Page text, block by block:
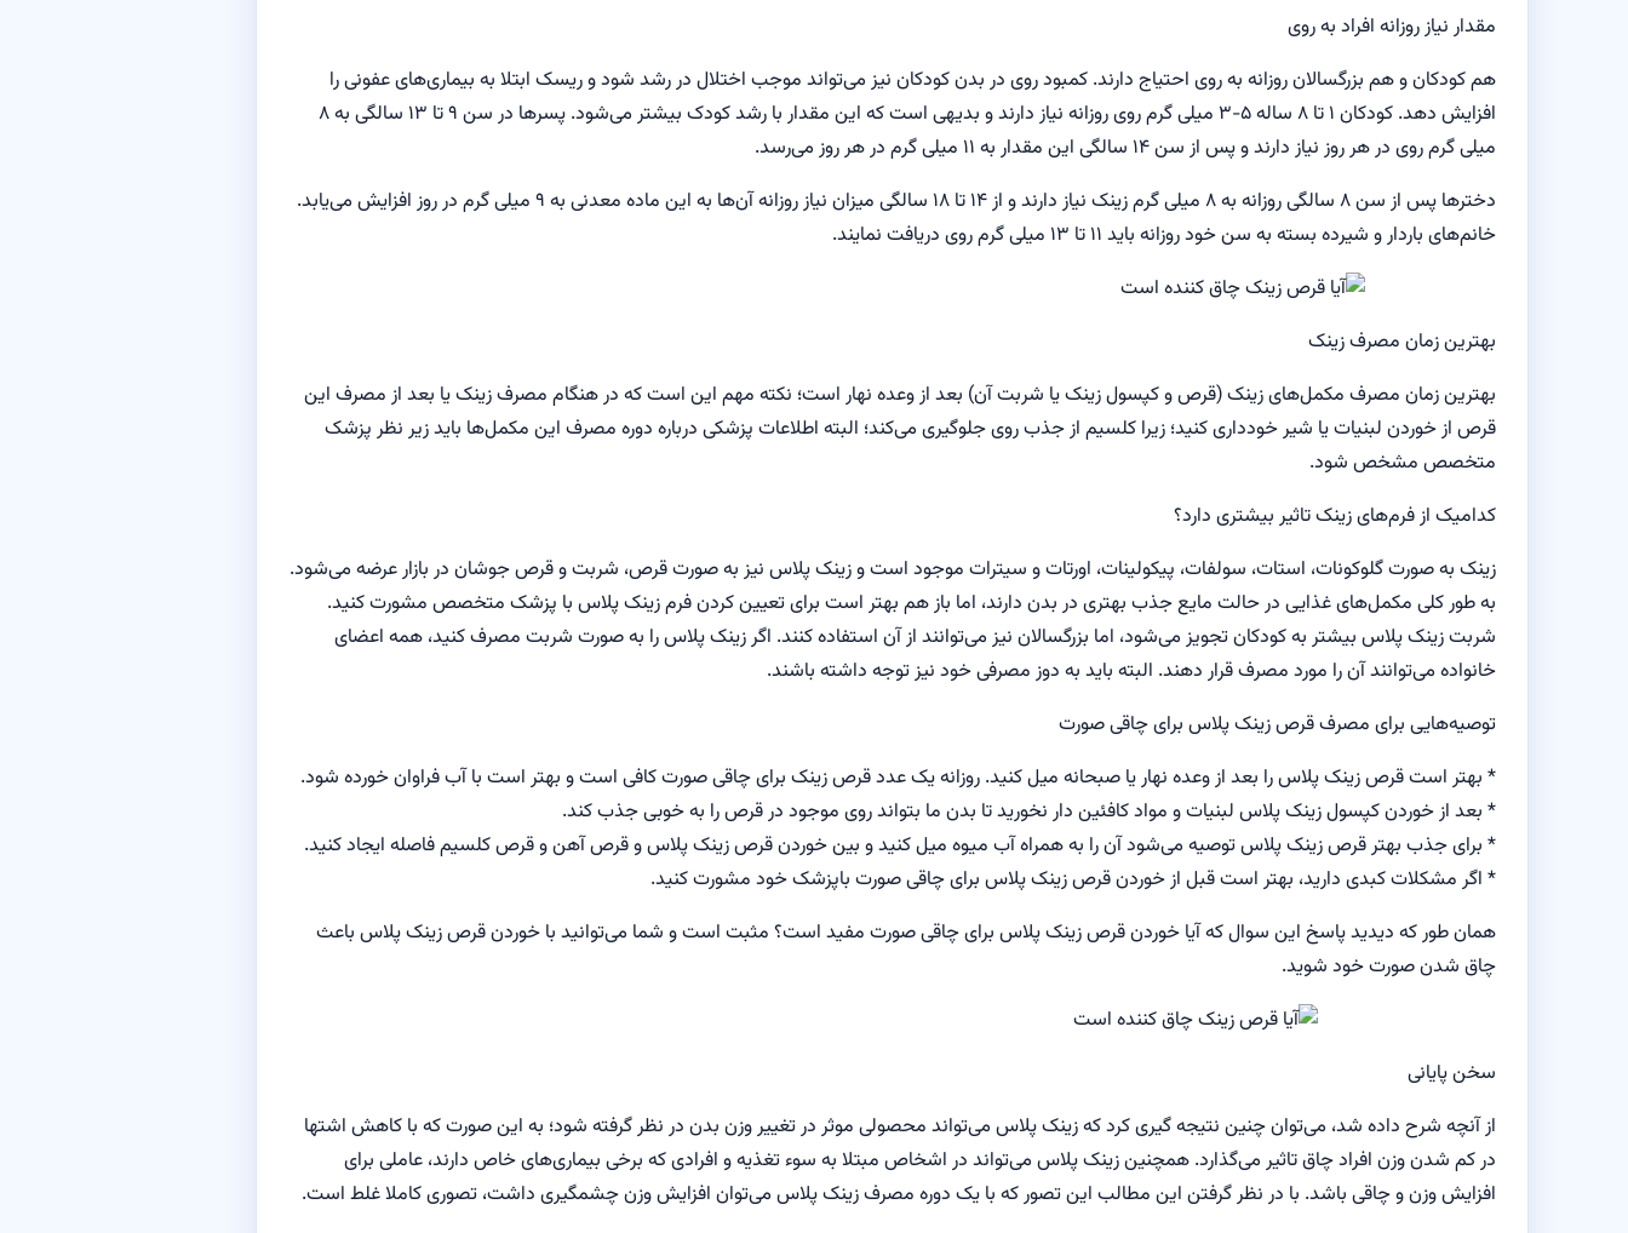
مقدار نیاز روزانه افراد به روی
هم کودکان و هم بزرگسالان روزانه به روی احتیاج دارند. کمبود روی در بدن کودکان نیز می‌تواند موجب اختلال در رشد شود و ریسک ابتلا به بیماری‌های عفونی را
افزایش دهد. کودکان ۱ تا ۸ ساله ۵-۳ میلی گرم روی روزانه نیاز دارند و بدیهی است که این مقدار با رشد کودک بیشتر می‌شود. پسر‌ها در سن ۹ تا ۱۳ سالگی به ۸
میلی گرم روی در هر روز نیاز دارند و پس از سن ۱۴ سالگی این مقدار به ۱۱ میلی گرم در هر روز می‌رسد.
دختر‌ها پس از سن ۸ سالگی روزانه به ۸ میلی گرم زینک نیاز دارند و از ۱۴ تا ۱۸ سالگی میزان نیاز روزانه آن‌ها به این ماده معدنی به ۹ میلی گرم در روز افزایش می‌یابد.
خانم‌های باردار و شیرده بسته به سن خود روزانه باید ۱۱ تا ۱۳ میلی گرم روی دریافت نمایند.
بهترین زمان مصرف زینک
بهترین زمان مصرف مکمل‌های زینک (قرص و کپسول زینک یا شربت آن) بعد از وعده نهار است؛ نکته مهم این است که در هنگام مصرف زینک یا بعد از مصرف این
قرص از خوردن لبنیات یا شیر خودداری کنید؛ زیرا کلسیم از جذب روی جلوگیری می‌کند؛ البته اطلاعات پزشکی درباره دوره مصرف این مکمل‌ها باید زیر نظر پزشک
متخصص مشخص شود.
کدامیک از فرم‌های زینک تاثیر بیشتری دارد؟
زینک به صورت گلوکونات، استات، سولفات، پیکولینات، اورتات و سیترات موجود است و زینک پلاس نیز به صورت قرص، شربت و قرص جوشان در بازار عرضه می‌شود.
به طور کلی مکمل‌های غذایی در حالت مایع جذب بهتری در بدن دارند، اما باز هم بهتر است برای تعیین کردن فرم زینک پلاس با پزشک متخصص مشورت کنید.
شربت زینک پلاس بیشتر به کودکان تجویز می‌شود، اما بزرگسالان نیز می‌توانند از آن استفاده کنند. اگر زینک پلاس را به صورت شربت مصرف کنید، همه اعضای
خانواده می‌توانند آن را مورد مصرف قرار دهند. البته باید به دوز مصرفی خود نیز توجه داشته باشند.
توصیه‌هایی برای مصرف قرص زینک پلاس برای چاقی صورت
* بهتر است قرص زینک پلاس را بعد از وعده نهار یا صبحانه میل کنید. روزانه یک عدد قرص زینک برای چاقی صورت کافی است و بهتر است با آب فراوان خورده شود.
* بعد از خوردن کپسول زینک پلاس لبنیات و مواد کافئین دار نخورید تا بدن ما بتواند روی موجود در قرص را به خوبی جذب کند.
* برای جذب بهتر قرص زینک پلاس توصیه می‌شود آن را به همراه آب میوه میل کنید و بین خوردن قرص زینک پلاس و قرص آهن و قرص کلسیم فاصله ایجاد کنید.
* اگر مشکلات کبدی دارید، بهتر است قبل از خوردن قرص زینک پلاس برای چاقی صورت باپزشک خود مشورت کنید.
همان طور که دیدید پاسخ این سوال که آیا خوردن قرص زینک پلاس برای چاقی صورت مفید است؟ مثبت است و شما می‌توانید با خوردن قرص زینک پلاس باعث
چاق شدن صورت خود شوید.
سخن پایانی
از آنچه شرح داده شد، می‌توان چنین نتیجه گیری کرد که زینک پلاس می‌تواند محصولی موثر در تغییر وزن بدن در نظر گرفته شود؛ به این صورت که با کاهش اشتها
در کم شدن وزن افراد چاق تاثیر می‌گذارد. همچنین زینک پلاس می‌تواند در اشخاص مبتلا به سوء تغذیه و افرادی که برخی بیماری‌های خاص دارند، عاملی برای
افزایش وزن و چاقی باشد. با در نظر گرفتن این مطالب این تصور که با یک دوره مصرف زینک پلاس می‌توان افزایش وزن چشمگیری داشت، تصوری کاملا غلط است.